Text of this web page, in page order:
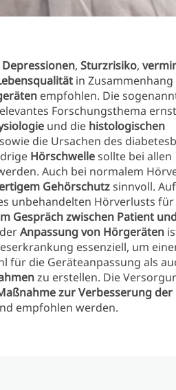
Depressionen, Sturzrisiko,
in
empfohlen. Die
Forschungsthema ernst
und die histologischen
die Ursachen des
Hörschwellesollte bei allen
Auch bei normalem
Gehörschutzsinnvoll.
unbehandelten Hörverlusts
Gespräch zwischen Patient
Anpassung von Hörgeräten
essenziell, um
für die Geräteanpassung als
zu erstellen. Die
zur Verbesserung der
empfohlen werden.